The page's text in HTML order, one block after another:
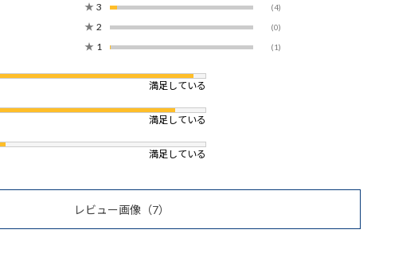
★ 3 (4)
★ 2 (0)
★ 1 (1)
満足している
満足している
満足している
レビュー画像 （7）